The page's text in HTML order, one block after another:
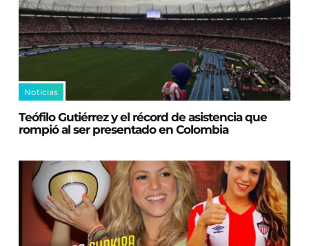
Noticias
Teófilo Gutiérrez y el récord de asistencia que
rompió al ser presentado en Colombia